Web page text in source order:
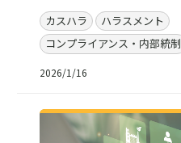
カスハラ
ハラスメント
コンプライアンス・内部統制
2026/1/16